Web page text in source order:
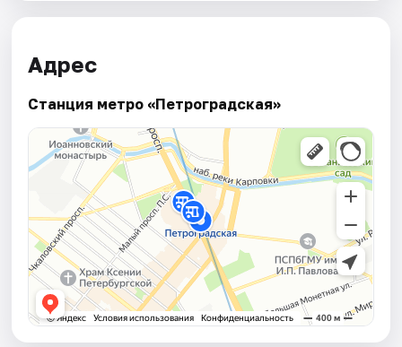
Адрес
Станция метро «Петроградская»